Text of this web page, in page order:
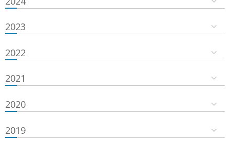
2023
2022
2021
2020
2019